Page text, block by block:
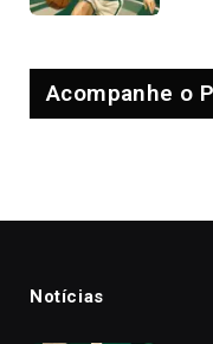
Acompanhe o
Notícias